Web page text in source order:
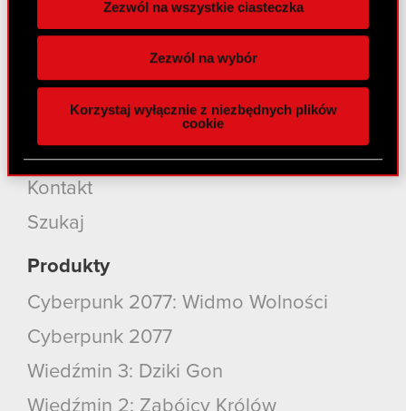
funkcje społecznościowe i analizować ruch w
naszej witrynie. Informacje o tym, jak korzystasz
z naszej witryny, udostępniamy partnerom
społecznościowym, reklamowym i analitycznym.
Partnerzy mogą połączyć te informacje z innymi
danymi otrzymanymi od Ciebie lub uzyskanymi
podczas korzystania z ich usług. Kontynuując
korzystanie z naszej witryny, zgadasz się na
Zezwól na wszystkie ciasteczka
Zezwól na wybór
Korzystaj wyłącznie z niezbędnych plików
cookie
Nasz biznes
Zrównoważony rozwój
Media
Kariera
Kontakt
Szukaj
Produkty
Cyberpunk 2077: Widmo Wolności
Cyberpunk 2077
Wiedźmin 3: Dziki Gon
Wiedźmin 2: Zabójcy Królów